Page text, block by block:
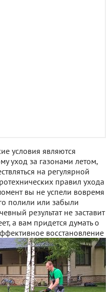
условия являются
уход за газонами летом,
на регулярной
правил ухода
вы не успели вовремя
полили или забыли
результат не заставит
а вам придется думать о
восстановление